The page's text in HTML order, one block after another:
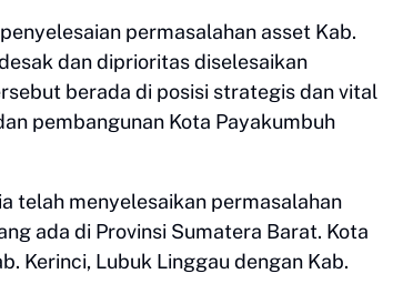
permasalahan asset Kab.
dan diprioritas diselesaikan
berada di posisi strategis dan vital
pembangunan Kota Payakumbuh
telah menyelesaikan permasalahan
ada di Provinsi Sumatera Barat. Kota
Kerinci, Lubuk Linggau dengan Kab.